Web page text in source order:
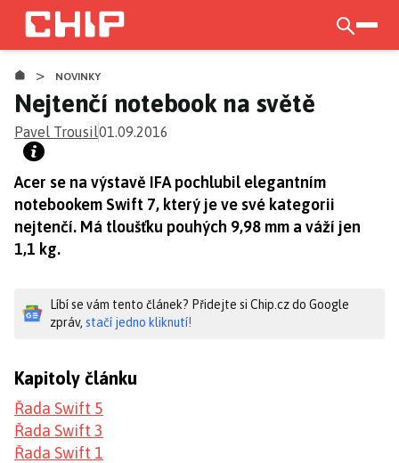
Přejít
hlavnímu
obsahu
> NOVINKY
Nejtenčí notebook na světě
Pavel Trousil01.09.2016
Acer se na výstavě IFA pochlubil elegantním
notebookem Swift 7, který je ve své kategorii
nejtenčí. Má tloušťku pouhých 9,98 mm a váží jen
1,1 kg.
Líbí se vám tento článek? Přidejte si Chip.cz do Google
zpráv, stačí jedno kliknutí!
Kapitoly článku
Řada Swift 5
Řada Swift 3
Řada Swift 1